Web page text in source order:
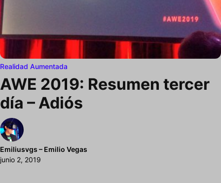
Realidad Aumentada
AWE 2019: Resumen tercer
día – Adiós
Emiliusvgs – Emilio Vegas
junio 2, 2019